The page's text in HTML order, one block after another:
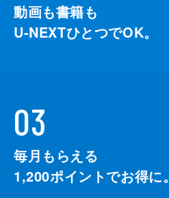
動画も書籍も
U-NEXTひとつでOK。
03
毎月もらえる
1,200ポイントでお得に。